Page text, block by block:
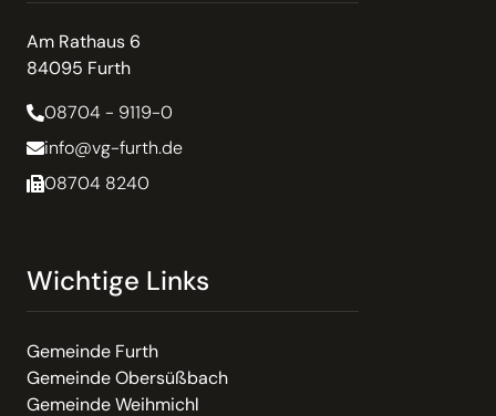
Am Rathaus 6
84095 Furth
08704 - 9119-0
info@vg-furth.de
08704 8240
Wichtige Links
Gemeinde Furth
Gemeinde Obersüßbach
Gemeinde Weihmichl